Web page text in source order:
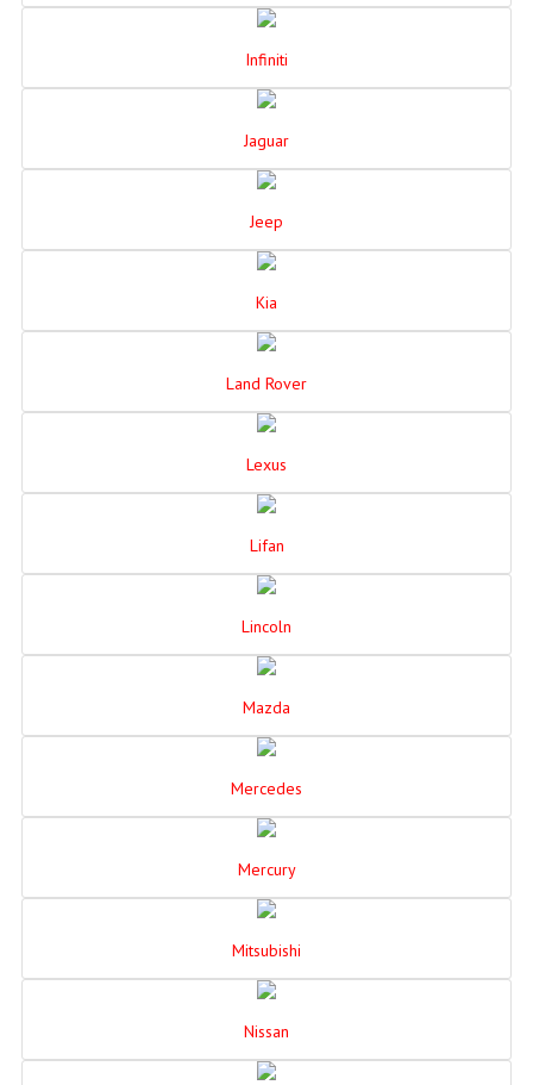
Infiniti
Jaguar
Jeep
Kia
Land Rover
Lexus
Lifan
Lincoln
Mazda
Mercedes
Mercury
Mitsubishi
Nissan